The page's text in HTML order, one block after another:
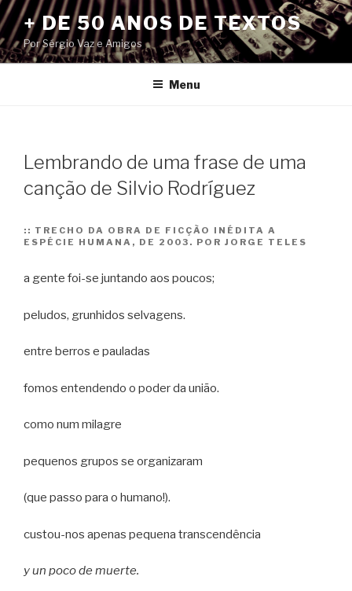
Pular
para
o
conteúdo
+ DE 50 ANOS DE TEXTOS
Por Sérgio Vaz e Amigos
Menu
Lembrando de uma frase de uma
canção de Silvio Rodríguez
:: TRECHO DA OBRA DE FICÇÃO INÉDITA A
ESPÉCIE HUMANA, DE 2003. POR JORGE TELES
a gente foi-se juntando aos poucos;
peludos, grunhidos selvagens.
entre berros e pauladas
fomos entendendo o poder da união.
como num milagre
pequenos grupos se organizaram
(que passo para o humano!).
custou-nos apenas pequena transcendência
y un poco de muerte.